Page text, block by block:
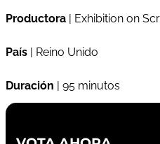
Productora | Exhibition on
País | Reino Unido
Duración | 95 minutos